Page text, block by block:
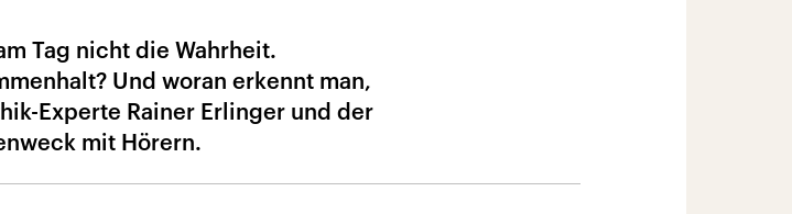
Tag nicht die Wahrheit.
Und woran erkennt man,
Experte Rainer Erlinger und der
mit Hörern.